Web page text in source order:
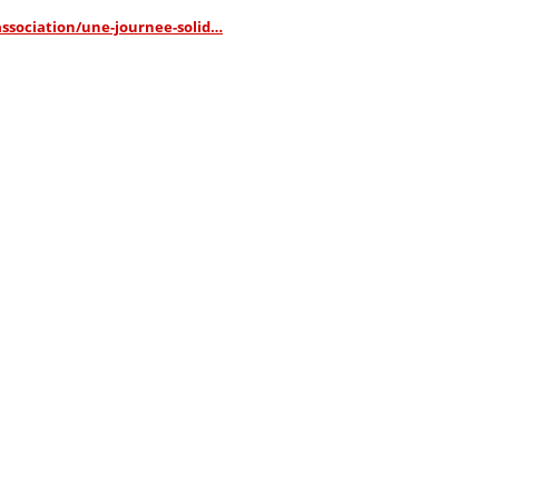
une-journee-solid…